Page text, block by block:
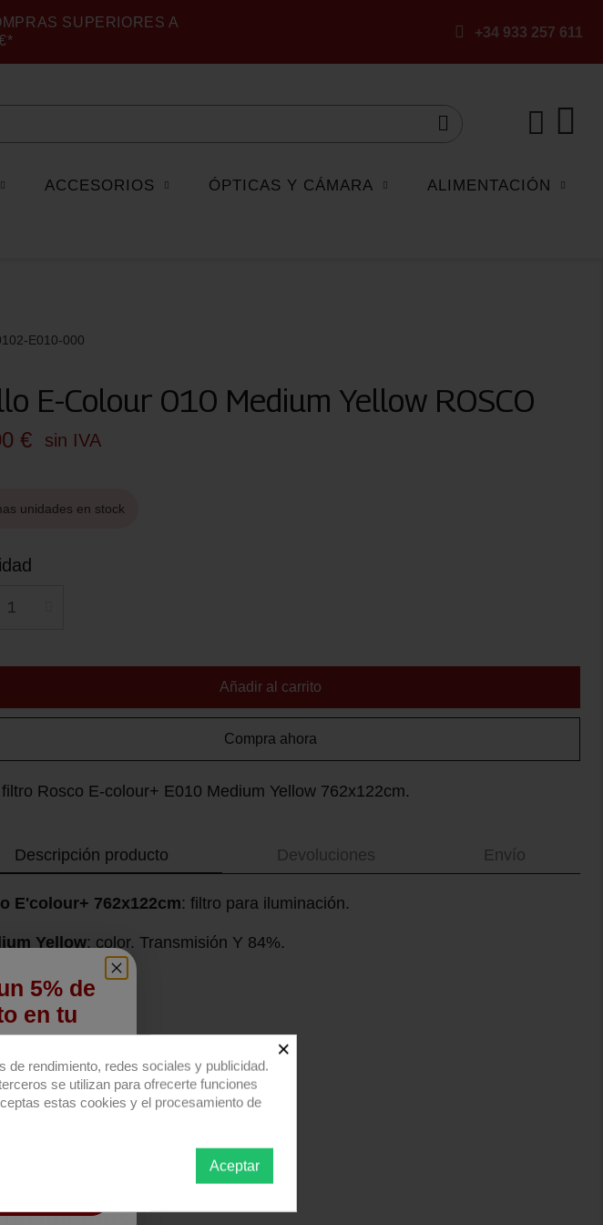
SUPERIORES A
+34 933 257 611
ACCESORIOS ÓPTICAS Y CÁMARA ALIMENTACIÓN
E010-000
E-Colour 010 Medium Yellow ROSCO
€ sin IVA
unidades en stock
Añadir al carrito
Compra ahora
Rosco E-colour+ E010 Medium Yellow 762x122cm.
Descripción producto Devoluciones Envío
E'colour+ 762x122cm: filtro para iluminación.
Yellow: color. Transmisión Y 84%.
×
de rendimiento, redes sociales y publicidad.
se utilizan para ofrecerte funciones
estas cookies y el procesamiento de
Aceptar
5% de
en tu
el descuento.